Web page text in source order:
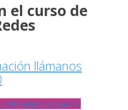
el curso de
llámanos
pmRedes Sociales 🚀